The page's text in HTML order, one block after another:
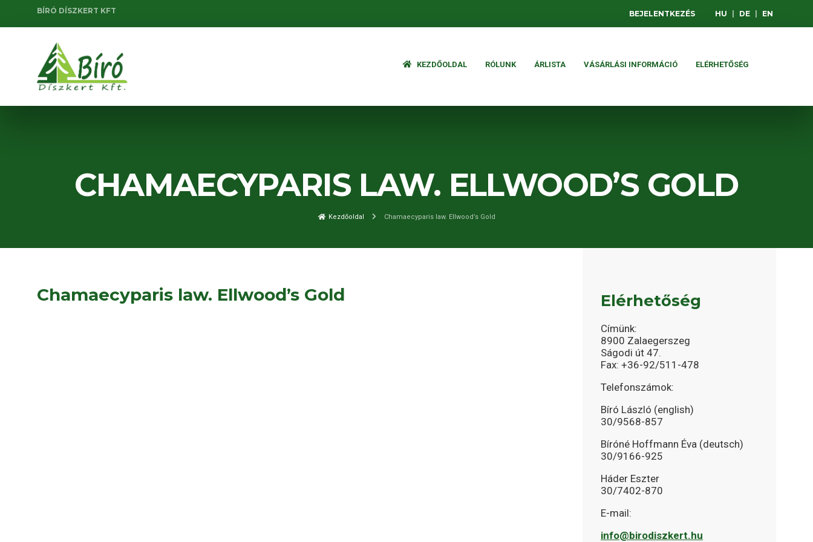
BÍRÓ DÍSZKERT KFT BEJELENTKEZÉS HU DE EN
KEZDŐOLDAL RÓLUNK ÁRLISTA VÁSÁRLÁSI INFORMÁCIÓ ELÉRHETŐSÉG
CHAMAECYPARIS LAW. ELLWOOD’S GOLD
Kezdőoldal Chamaecyparis law. Ellwood’s Gold
Chamaecyparis law. Ellwood’s Gold Elérhetőség
Címünk:
8900 Zalaegerszeg
Ságodi út 47.
Fax: +36-92/511-478
Telefonszámok:
Bíró László (english)
30/9568-857
Bíróné Hoffmann Éva (deutsch)
30/9166-925
Háder Eszter
30/7402-870
E-mail:
info@birodiszkert.hu